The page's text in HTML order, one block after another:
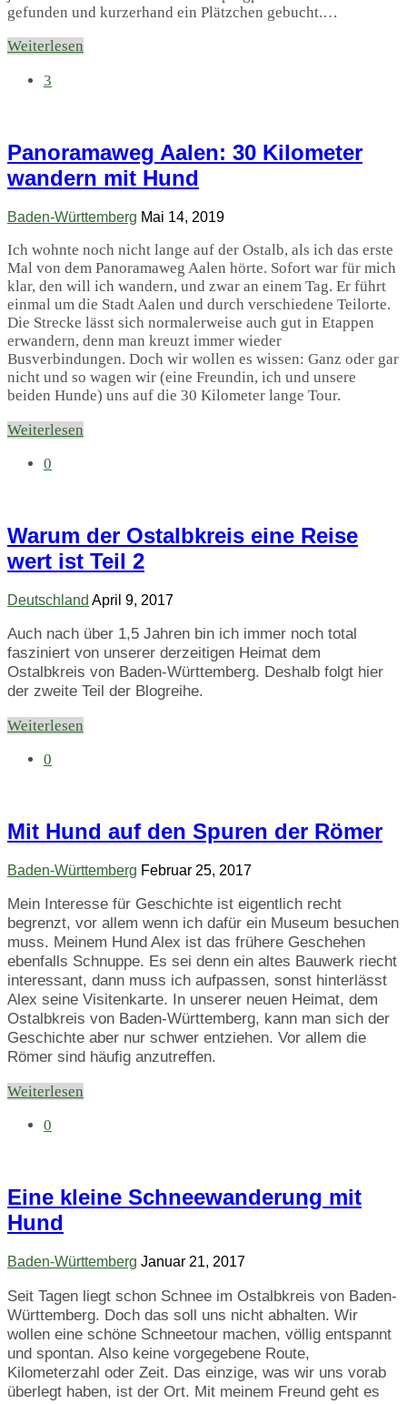
gefunden und kurzerhand ein Plätzchen gebucht.…
Weiterlesen
3
Panoramaweg Aalen: 30 Kilometer
wandern mit Hund
Baden-Württemberg Mai 14, 2019
Ich wohnte noch nicht lange auf der Ostalb, als ich das erste
Mal von dem Panoramaweg Aalen hörte. Sofort war für mich
klar, den will ich wandern, und zwar an einem Tag. Er führt
einmal um die Stadt Aalen und durch verschiedene Teilorte.
Die Strecke lässt sich normalerweise auch gut in Etappen
erwandern, denn man kreuzt immer wieder
Busverbindungen. Doch wir wollen es wissen: Ganz oder gar
nicht und so wagen wir (eine Freundin, ich und unsere
beiden Hunde) uns auf die 30 Kilometer lange Tour.
Weiterlesen
0
Warum der Ostalbkreis eine Reise
wert ist Teil 2
Deutschland April 9, 2017
Auch nach über 1,5 Jahren bin ich immer noch total
fasziniert von unserer derzeitigen Heimat dem
Ostalbkreis von Baden-Württemberg. Deshalb folgt hier
der zweite Teil der Blogreihe.
Weiterlesen
0
Mit Hund auf den Spuren der Römer
Baden-Württemberg Februar 25, 2017
Mein Interesse für Geschichte ist eigentlich recht
begrenzt, vor allem wenn ich dafür ein Museum besuchen
muss. Meinem Hund Alex ist das frühere Geschehen
ebenfalls Schnuppe. Es sei denn ein altes Bauwerk riecht
interessant, dann muss ich aufpassen, sonst hinterlässt
Alex seine Visitenkarte. In unserer neuen Heimat, dem
Ostalbkreis von Baden-Württemberg, kann man sich der
Geschichte aber nur schwer entziehen. Vor allem die
Römer sind häufig anzutreffen.
Weiterlesen
0
Eine kleine Schneewanderung mit
Hund
Baden-Württemberg Januar 21, 2017
Seit Tagen liegt schon Schnee im Ostalbkreis von Baden-
Württemberg. Doch das soll uns nicht abhalten. Wir
wollen eine schöne Schneetour machen, völlig entspannt
und spontan. Also keine vorgegebene Route,
Kilometerzahl oder Zeit. Das einzige, was wir uns vorab
überlegt haben, ist der Ort. Mit meinem Freund geht es